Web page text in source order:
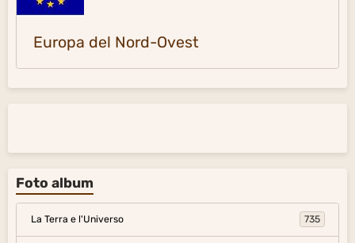
Europa del Nord-Ovest
Foto album
La Terra e l'Universo 735